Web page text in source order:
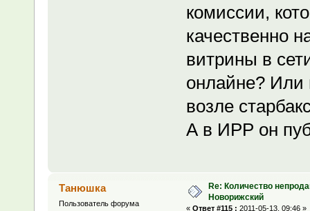
комиссии,
качественно
витрины в
онлайне? Или
возле
А в ИРР он
Танюшка
Пользователь форума
Re: Количество
Новорижский
« Ответ #115 : 2011-05-13, 09:46 »